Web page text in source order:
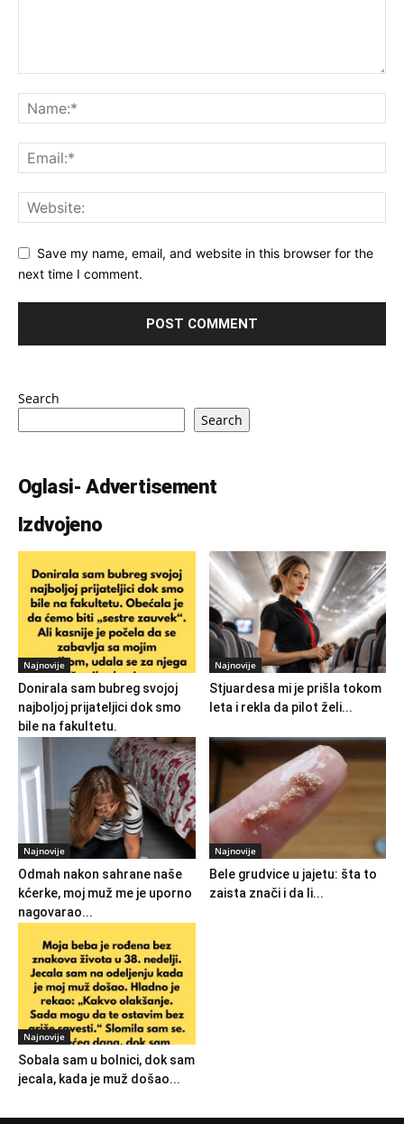
Save my name, email, and website in this browser for the
next time I comment.
Search
Search
Oglasi- Advertisement
Izdvojeno
Najnovije
Donirala sam bubreg svojoj
najboljoj prijateljici dok smo
bile na fakultetu.
Najnovije
Stjuardesa mi je prišla tokom
leta i rekla da pilot želi...
Najnovije
Odmah nakon sahrane naše
kćerke, moj muž me je uporno
nagovarao...
Najnovije
Bele grudvice u jajetu: šta to
zaista znači i da li...
Najnovije
Sobala sam u bolnici, dok sam
jecala, kada je muž došao...